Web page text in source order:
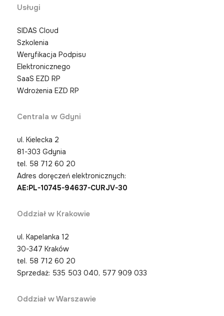
Usługi
SIDAS Cloud
Szkolenia
Weryfikacja Podpisu
Elektronicznego
SaaS EZD RP
Wdrożenia EZD RP
Centrala w Gdyni
ul. Kielecka 2
81-303 Gdynia
tel. 58 712 60 20
Adres doręczeń elektronicznych:
AE:PL-10745-94637-CURJV-30
Oddział w Krakowie
ul. Kapelanka 12
30-347 Kraków
tel. 58 712 60 20
Sprzedaż: 535 503 040, 577 909 033
Oddział w Warszawie